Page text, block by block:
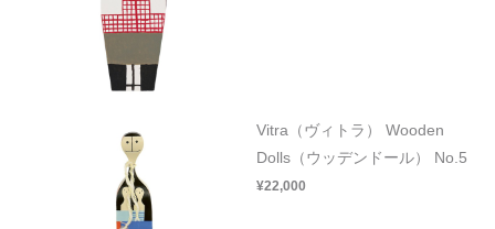
Vitra（ヴィトラ） Wooden
Dolls（ウッデンドール） No.5
¥22,000